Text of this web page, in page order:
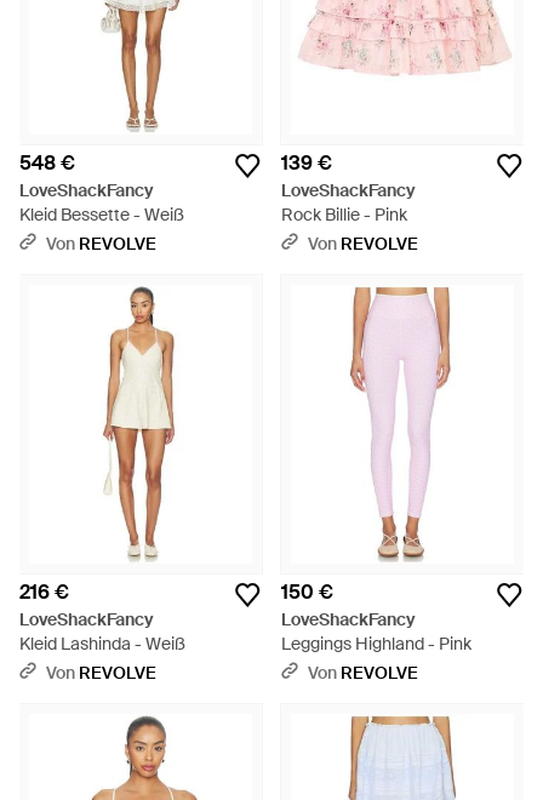
548 €
LoveShackFancy
Kleid Bessette - Weiß
Von REVOLVE
139 €
LoveShackFancy
Rock Billie - Pink
Von REVOLVE
216 €
LoveShackFancy
Kleid Lashinda - Weiß
Von REVOLVE
150 €
LoveShackFancy
Leggings Highland - Pink
Von REVOLVE